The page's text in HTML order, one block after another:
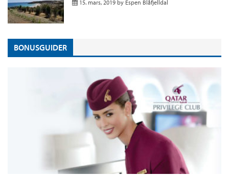
15. mars, 2019 by Espen Blåfjelldal
BONUSGUIDER